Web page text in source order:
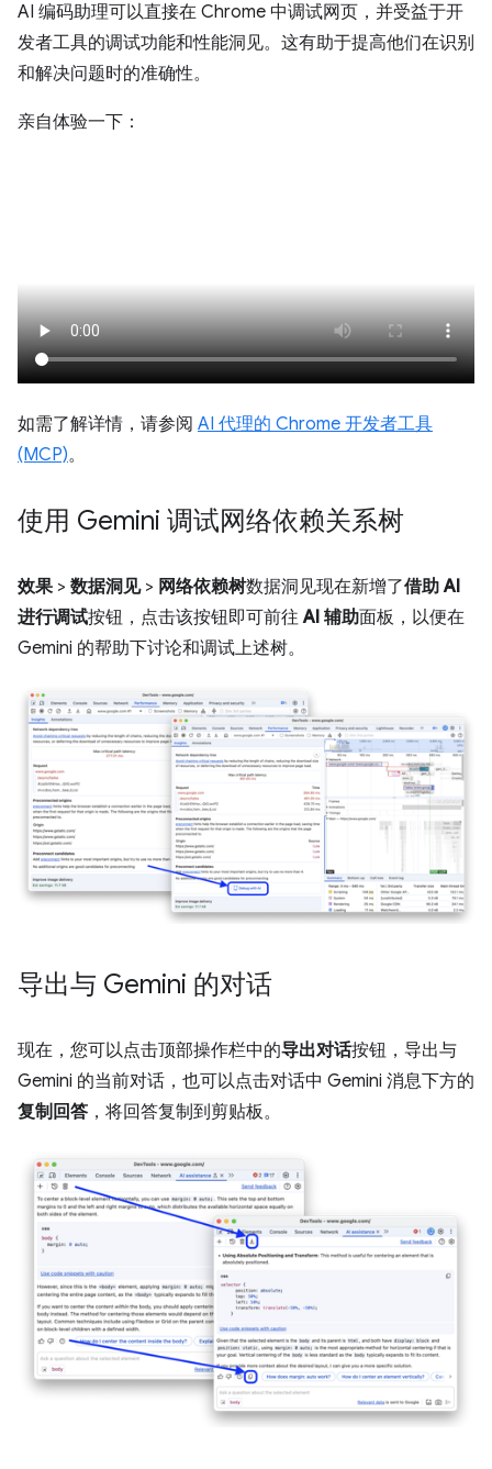
AI 编码助理可以直接在 Chrome 中调试网页，并受益于开
发者工具的调试功能和性能洞见。这有助于提高他们在识别
和解决问题时的准确性。
亲自体验一下：
如需了解详情，请参阅 AI 代理的 Chrome 开发者工具
(MCP)。
使用 Gemini 调试网络依赖关系树
效果 > 数据洞见> 网络依赖树数据洞见现在新增了借助 AI
进行调试按钮，点击该按钮即可前往AI 辅助面板，以便在
Gemini 的帮助下讨论和调试上述树。
导出与 Gemini 的对话
现在，您可以点击顶部操作栏中的导出对话按钮，导出与
Gemini 的当前对话，也可以点击对话中 Gemini 消息下方的
复制回答 ，将回答复制到剪贴板。